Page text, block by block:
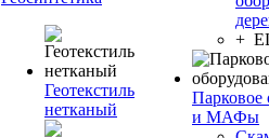
Геотекстиль
нетканый
+
Парковое
и МАФы